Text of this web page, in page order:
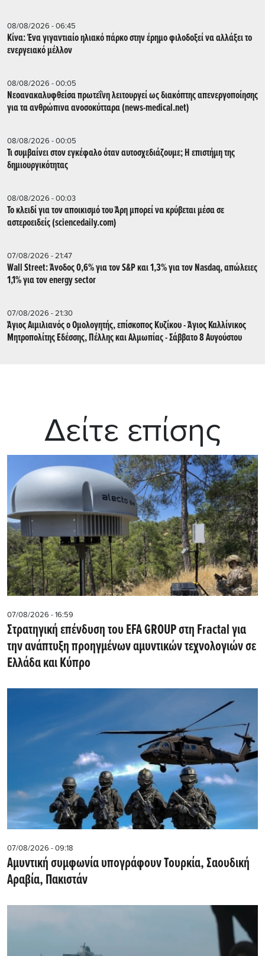
08/08/2026 - 06:45
Κίνα: Ένα γιγαντιαίο ηλιακό πάρκο στην έρημο φιλοδοξεί να αλλάξει το
ενεργειακό μέλλον
08/08/2026 - 00:05
Νεοανακαλυφθείσα πρωτεΐνη λειτουργεί ως διακόπτης απενεργοποίησης
για τα ανθρώπινα ανοσοκύτταρα (news-medical.net)
08/08/2026 - 00:05
Τι συμβαίνει στον εγκέφαλο όταν αυτοσχεδιάζουμε; Η επιστήμη της
δημιουργικότητας
08/08/2026 - 00:03
Το κλειδί για τον αποικισμό του Άρη μπορεί να κρύβεται μέσα σε
αστεροειδείς (sciencedaily.com)
07/08/2026 - 21:47
Wall Street: Άνοδος 0,6% για τον S&P και 1,3% για τον Nasdaq, απώλειες
1,1% για τον energy sector
07/08/2026 - 21:30
Άγιος Αιμιλιανός ο Ομολογητής, επίσκοπος Κυζίκου - Άγιος Καλλίνικος
Μητροπολίτης Εδέσσης, Πέλλης και Αλμωπίας - Σάββατο 8 Αυγούστου
Δείτε επίσης
07/08/2026 - 16:59
Στρατηγική επένδυση του EFA GROUP στη Fractal για
την ανάπτυξη προηγμένων αμυντικών τεχνολογιών σε
Ελλάδα και Κύπρο
07/08/2026 - 09:18
Αμυντική συμφωνία υπογράφουν Τουρκία, Σαουδική
Αραβία, Πακιστάν